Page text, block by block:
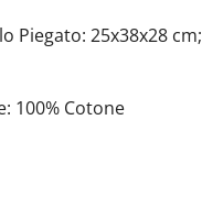
Piegato: 25x38x28 cm;
100% Cotone